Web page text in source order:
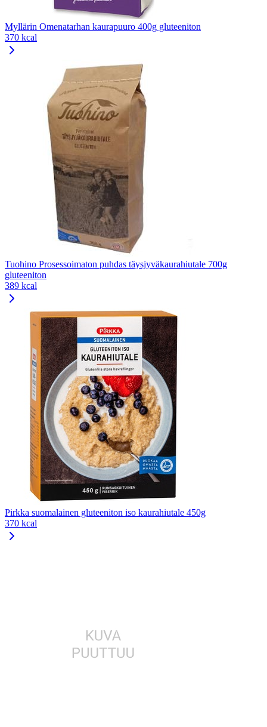
Myllärin Omenatarhan kaurapuuro 400g gluteeniton
370 kcal
Tuohino Prosessoimaton puhdas täysjyväkaurahiutale 700g
gluteeniton
389 kcal
Pirkka suomalainen gluteeniton iso kaurahiutale 450g
370 kcal